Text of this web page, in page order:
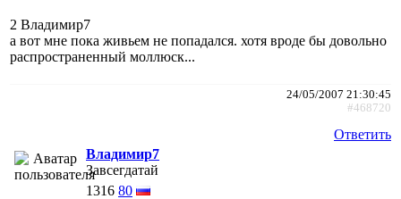
2 Владимир7
а вот мне пока живьем не попадался. хотя вроде бы довольно
распространенный моллюск...
24/05/2007 21:30:45
#468720
Ответить
Владимир7
Завсегдатай
1316 80